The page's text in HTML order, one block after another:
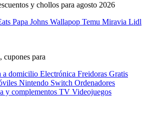
y chollos para agosto 2026
Papa Johns Wallapop Temu Miravia Lidl
cupones para
a domicilio Electrónica Freidoras Gratis
Nintendo Switch Ordenadores
y complementos TV Videojuegos